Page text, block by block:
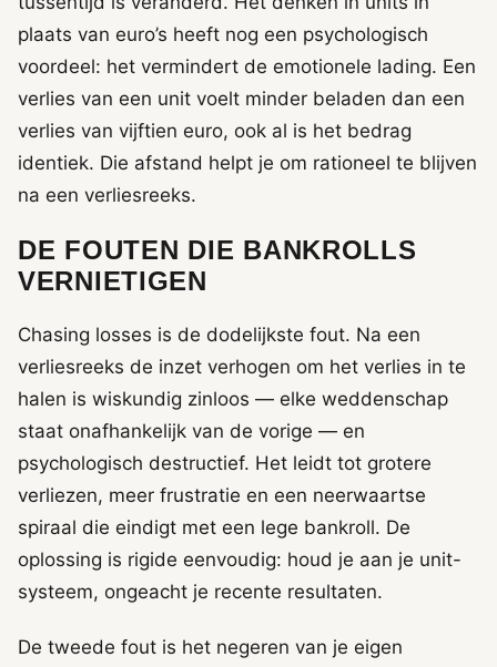
plaats van euro’s heeft nog een psychologisch
voordeel: het vermindert de emotionele lading. Een
verlies van een unit voelt minder beladen dan een
verlies van vijftien euro, ook al is het bedrag
identiek. Die afstand helpt je om rationeel te blijven
na een verliesreeks.
DE FOUTEN DIE BANKROLLS
VERNIETIGEN
Chasing losses is de dodelijkste fout. Na een
verliesreeks de inzet verhogen om het verlies in te
halen is wiskundig zinloos — elke weddenschap
staat onafhankelijk van de vorige — en
psychologisch destructief. Het leidt tot grotere
verliezen, meer frustratie en een neerwaartse
spiraal die eindigt met een lege bankroll. De
oplossing is rigide eenvoudig: houd je aan je unit-
systeem, ongeacht je recente resultaten.
De tweede fout is het negeren van je eigen